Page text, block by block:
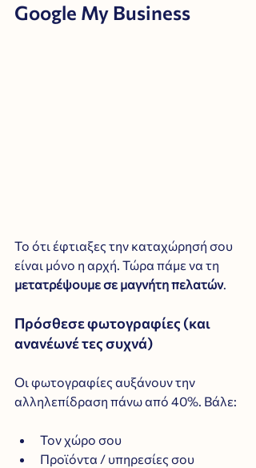
Google My Business
Το ότι έφτιαξες την καταχώρησή σου
είναι μόνο η αρχή. Τώρα πάμε να τη
μετατρέψουμε σε μαγνήτη πελατών.
Πρόσθεσε φωτογραφίες (και
ανανέωνέ τες συχνά)
Οι φωτογραφίες αυξάνουν την
αλληλεπίδραση πάνω από 40%. Βάλε:
Τον χώρο σου
Προϊόντα / υπηρεσίες σου